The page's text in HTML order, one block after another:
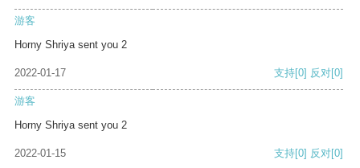
游客
Horny Shriya sent you 2
2022-01-17 支持[0] 反对[0]
游客
Horny Shriya sent you 2
2022-01-15 支持[0] 反对[0]